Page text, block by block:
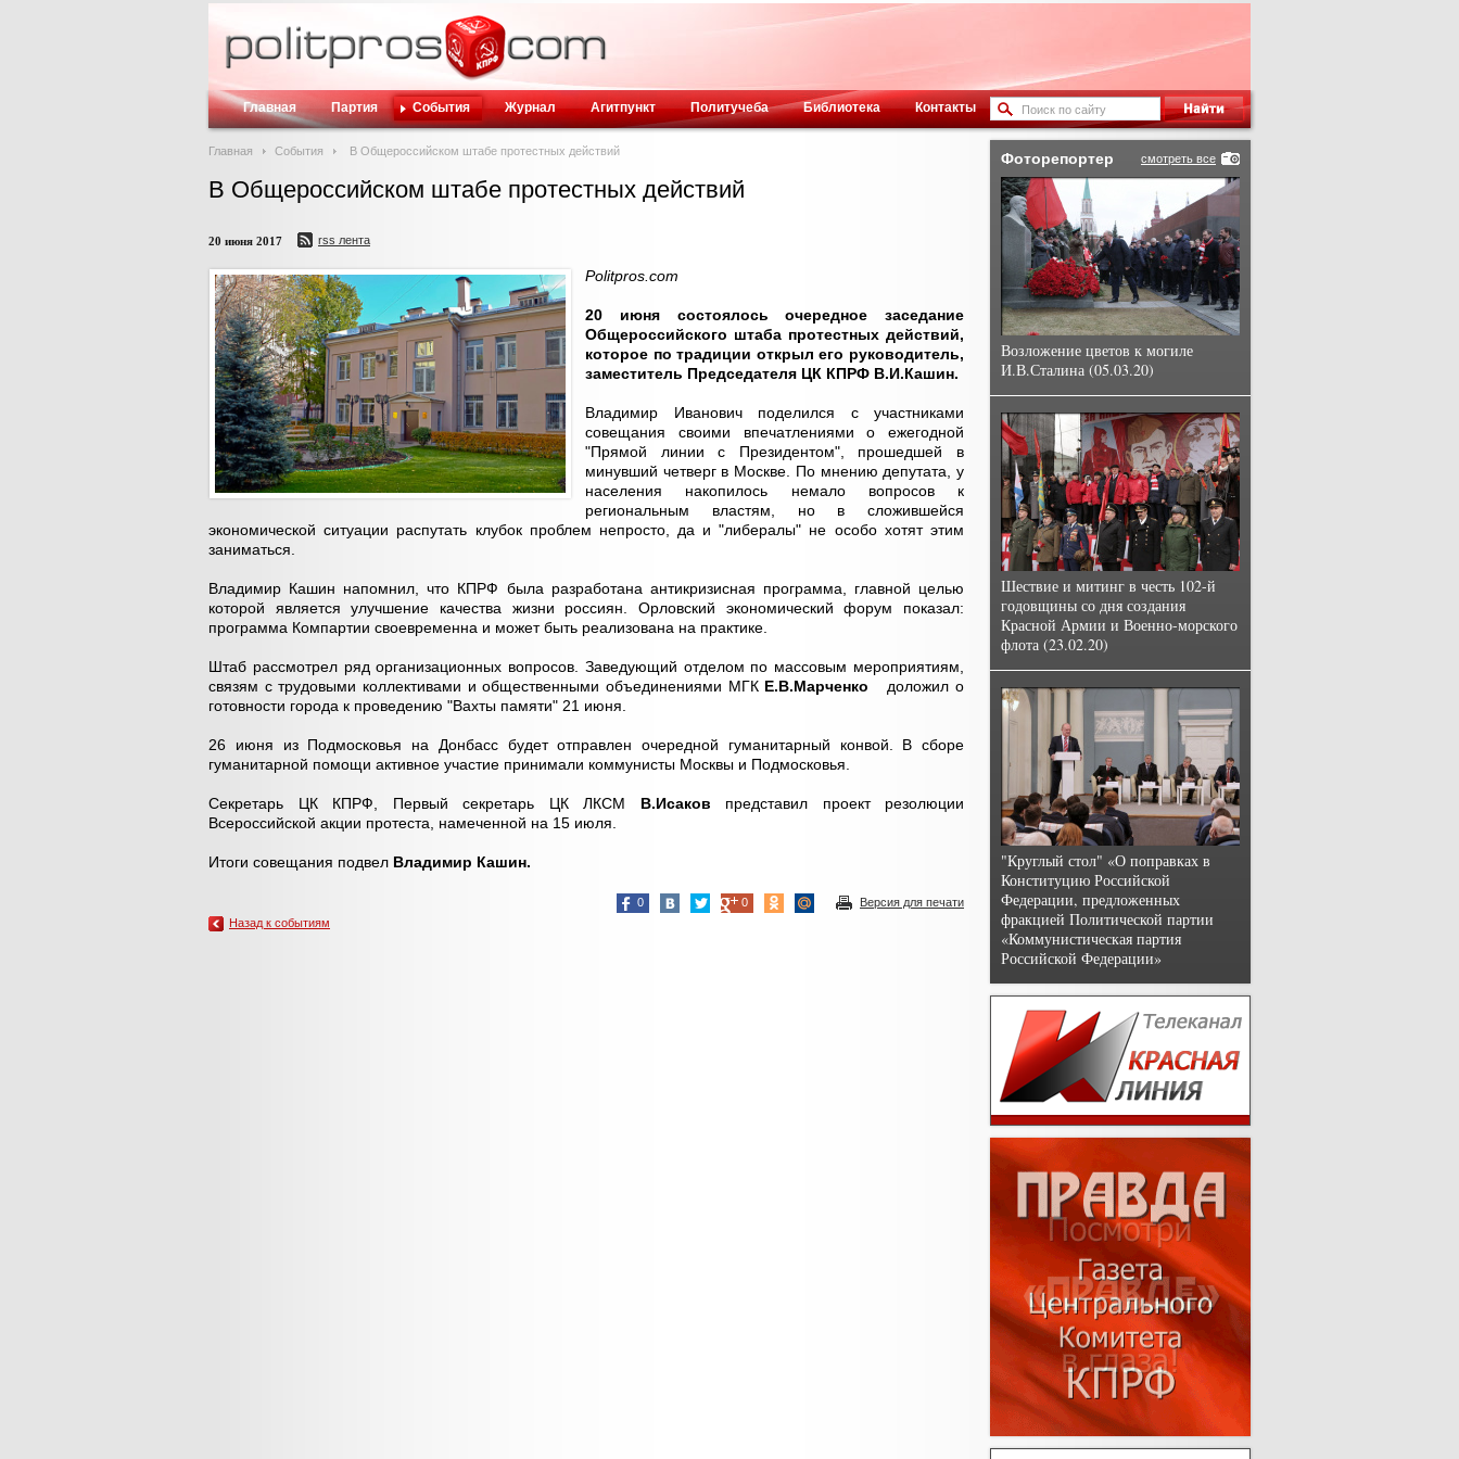
Главная Партия События Журнал Агитпункт Политучеба Библиотека Контакты
Главная События В Общероссийском штабе протестных действий
В Общероссийском штабе протестных действий
20 июня 2017 rss лента
Politpros.com
20 июня состоялось очередное заседание
Общероссийского штаба протестных действий,
которое по традиции открыл его руководитель,
заместитель Председателя ЦК КПРФ В.И.Кашин.
Владимир Иванович поделился с участниками
совещания своими впечатлениями о ежегодной
"Прямой линии с Президентом", прошедшей в
минувший четверг в Москве. По мнению депутата, у
населения накопилось немало вопросов к
региональным властям, но в сложившейся
экономической ситуации распутать клубок проблем непросто, да и "либералы" не особо хотят этим
заниматься.
Владимир Кашин напомнил, что КПРФ была разработана антикризисная программа, главной целью
которой является улучшение качества жизни россиян. Орловский экономический форум показал:
программа Компартии своевременна и может быть реализована на практике.
Штаб рассмотрел ряд организационных вопросов. Заведующий отделом по массовым мероприятиям,
связям с трудовыми коллективами и общественными объединениями МГК Е.В.Марченко
доложил о
готовности города к проведению "Вахты памяти" 21 июня.
26 июня из Подмосковья на Донбасс будет отправлен очередной гуманитарный конвой. В сборе
гуманитарной помощи активное участие принимали коммунисты Москвы и Подмосковья.
Секретарь ЦК КПРФ, Первый секретарь ЦК ЛКСМ В.Исаков представил проект резолюции
Всероссийской акции протеста, намеченной на 15 июля.
Итоги совещания подвел Владимир Кашин.
Версия для печати
0
0
Назад к событиям
смотреть все
Фоторепортер
Возложение цветов к могиле
И.В.Сталина (05.03.20)
Шествие и митинг в честь 102-й
годовщины со дня создания
Красной Армии и Военно-морского
флота (23.02.20)
"Круглый стол" «О поправках в
Конституцию Российской
Федерации, предложенных
фракцией Политической партии
«Коммунистическая партия
Российской Федерации»